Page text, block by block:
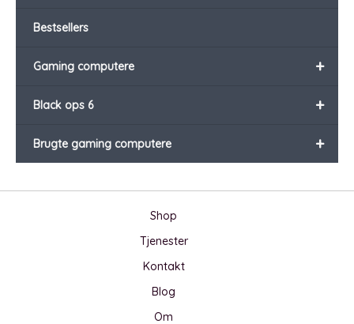
Bestsellers
+
Gaming computere
+
Black ops 6
+
Brugte gaming computere
Shop
Tjenester
Kontakt
Blog
Om